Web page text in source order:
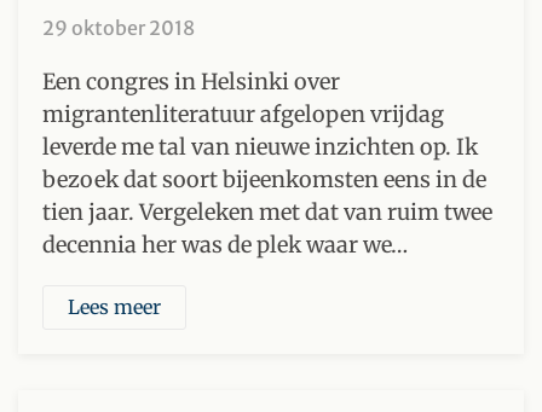
29 oktober 2018
Een congres in Helsinki over
migrantenliteratuur afgelopen vrijdag
leverde me tal van nieuwe inzichten op. Ik
bezoek dat soort bijeenkomsten eens in de
tien jaar. Vergeleken met dat van ruim twee
decennia her was de plek waar we…
Lees meer